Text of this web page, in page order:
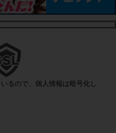
るので、個人情報は暗号化し